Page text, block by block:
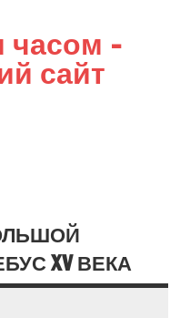
часом –
сайт
XV ВЕКА